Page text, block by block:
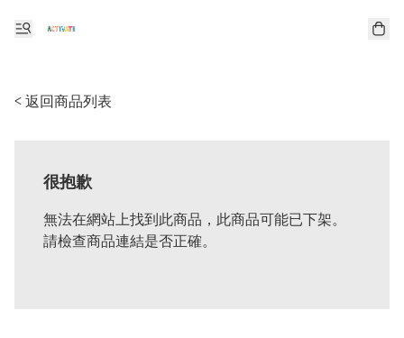
< 返回商品列表
很抱歉
無法在網站上找到此商品，此商品可能已下架。
請檢查商品連結是否正確。